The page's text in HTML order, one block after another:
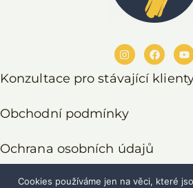
Konzultace pro stávající
Obchodní podmínky
Ochrana osobních údajů
Odstoupení od smlouvy
Cookies používáme jen na věci, které